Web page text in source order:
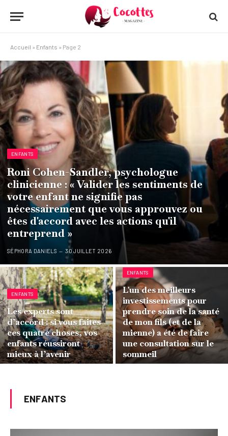
Accueil » Enfants » Page 2
ENFANTS
Roni Cohen-Sandler, psychologue
clinicienne : « Valider les sentiments de
votre enfant ne signifie pas
nécessairement que vous approuvez ou
êtes d'accord avec les actions qu'il
entreprend »
SÉPHORA DANIELS 30 JUILLET 2026
ENFANTS
Les experts sont
d’accord : si vous faites
ces quatre choses, vos
enfants réussiront
mieux à l’avenir
ENFANTS
L'un des meilleurs
investissements pour
prendre soin de la santé
de mon fils (et de la
mienne) a été de faire
une consultation sur le
sommeil
ENFANTS